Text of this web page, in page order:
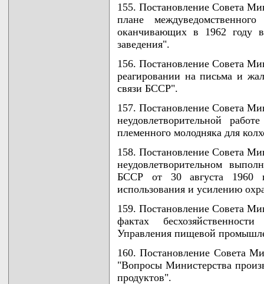
155. Постановление Совета
плане
оканчивающих в 1962 году
заведения".
156. Постановление Совета
реагировании на письма и
связи БССР".
157. Постановление Совета
неудовлетворительной
племенного молодняка для
158. Постановление Совета
неудовлетворительном
БССР от 30 августа 1960
использования и усилению
159. Постановление Совета
фактах
Управления пищевой
160. Постановление Совета
"Вопросы Министерства
продуктов".